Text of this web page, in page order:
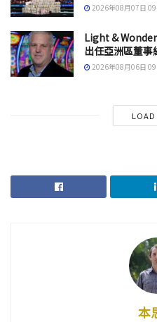
2026年08月07日
Light &
出任亞洲區董事
2026年08月06日
LOAD
本